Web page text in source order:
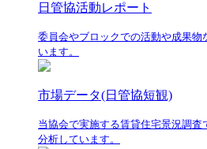
日管協活動レポート
委員会やブロックでの活動や成果
います。
市場データ(日管協短観)
当協会で実施する賃貸住宅景況調査
分析しています。